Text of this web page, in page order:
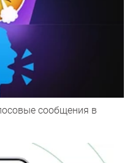
сообщения в